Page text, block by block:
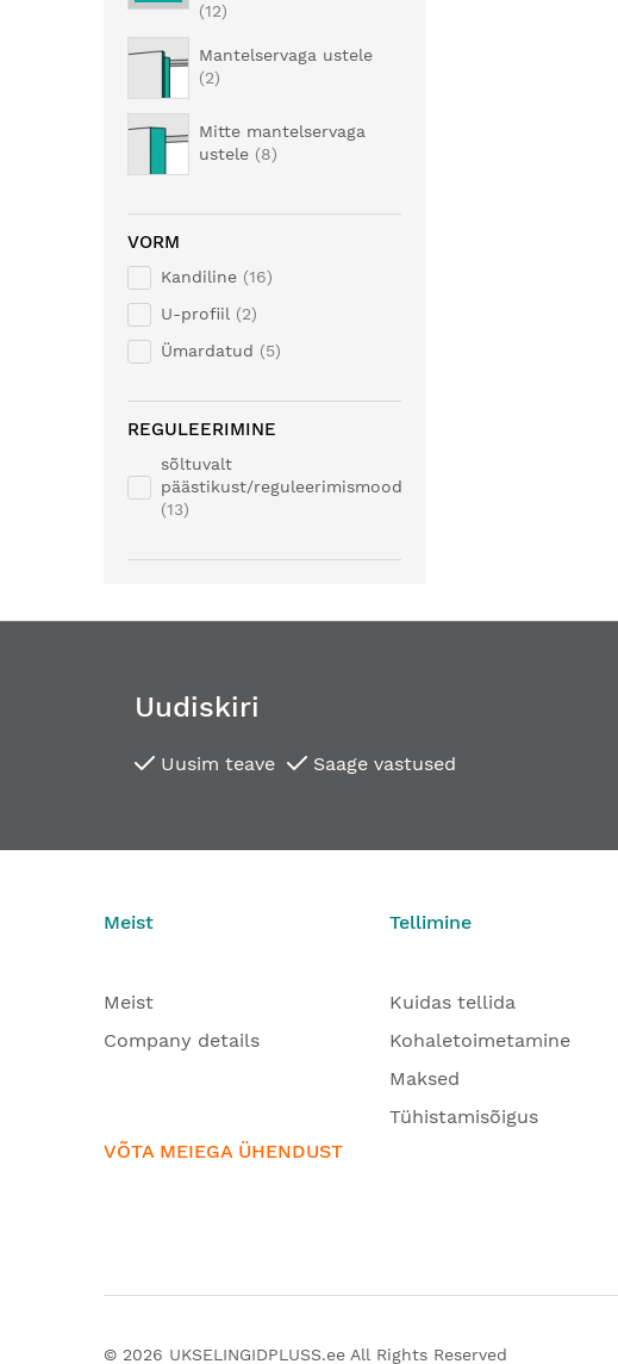
12
Mantelservaga ustele
2
Mitte mantelservaga
ustele
8
VORM
Kandiline
16
U-profiil
2
Ümardatud
5
REGULEERIMINE
sõltuvalt
päästikust/reguleerimismoodulist
13
Uudiskiri
Uusim teave Saage vastused
Meist
Meist
Company details
VÕTA MEIEGA ÜHENDUST
Tellimine
Kuidas tellida
Kohaletoimetamine
Maksed
Tühistamisõigus
© 2026 UKSELINGIDPLUSS.ee All Rights Reserved